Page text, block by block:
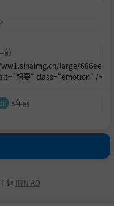
前
large/686ee
想要" class="emotion" />
8年前
题 INN AO